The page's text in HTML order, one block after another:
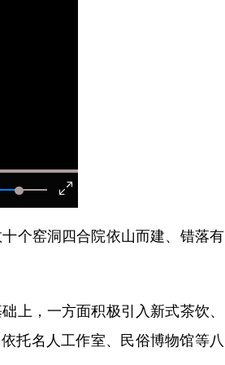
个窑洞四合院依山而建、错落有
，一方面积极引入新式茶饮、
托名人工作室、民俗博物馆等八